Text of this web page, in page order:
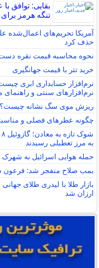
بقایی: توافق
تنگه هرمز
آمریکا تحریم‌های اعمال‌شده
حذف کرد
نحوه محاسبه قیمت نقره
خرید تتر با قیمت جهانگیری
نرم‌افزارهای سنتی و راهنمای
ریزش موی سگ نشانه چیست؟ ۷ دلیل مهم که باید
چگونه عطرهای فصلی و
به مرز تعطیلی رسیدند
حمله هوایی اسرائیل به
بمب صلاح منفجر شد: فرعون
ارزان شد